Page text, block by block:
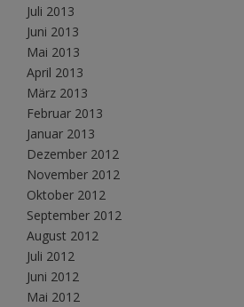
Juli 2013
Juni 2013
Mai 2013
April 2013
März 2013
Februar 2013
Januar 2013
Dezember 2012
November 2012
Oktober 2012
September 2012
August 2012
Juli 2012
Juni 2012
Mai 2012